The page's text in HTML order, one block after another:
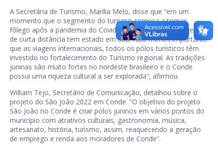
A Secretária de Turismo, Marília Melo, disse que “em um
momento que o segmento do turismo começa a tomar
fôlego após a pandemia do Covid-19, o aumento de viagens
de curta distância tem estado em alta. Não menos importante
que as viagens internacionais, todos os pólos turísticos têm
investido no fortalecimento do Turismo regional. As tradições
juninas são muito fortes no nordeste brasileiro e o Conde
possui uma riqueza cultural a ser explorada”, afirmou.
William Tejo, Secretário de Comunicação, detalhou sobre o
projeto do São João 2022 em Conde. “O objetivo do projeto
São João no Conde é criar polos juninos em vários pontos do
município com atrativos culturais, gastronomia, música,
artesanato, história, turismo, assim, reaquecendo a geração
de emprego e renda aos moradores de Conde”.